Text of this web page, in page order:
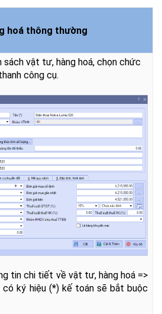
hoá thông thường
sách vật tư, hàng hoá, chọn chức
công cụ.
tin chi tiết về vật tư, hàng hoá =>
ký hiệu (*) kế toán sẽ bắt buộc